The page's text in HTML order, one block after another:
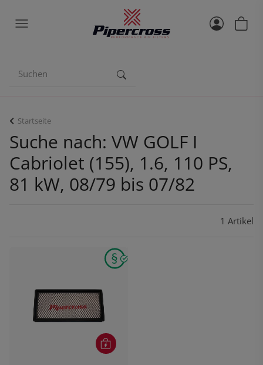
Startseite
Suche nach: VW GOLF I
Cabriolet (155), 1.6, 110 PS,
81 kW, 08/79 bis 07/82
1 Artikel